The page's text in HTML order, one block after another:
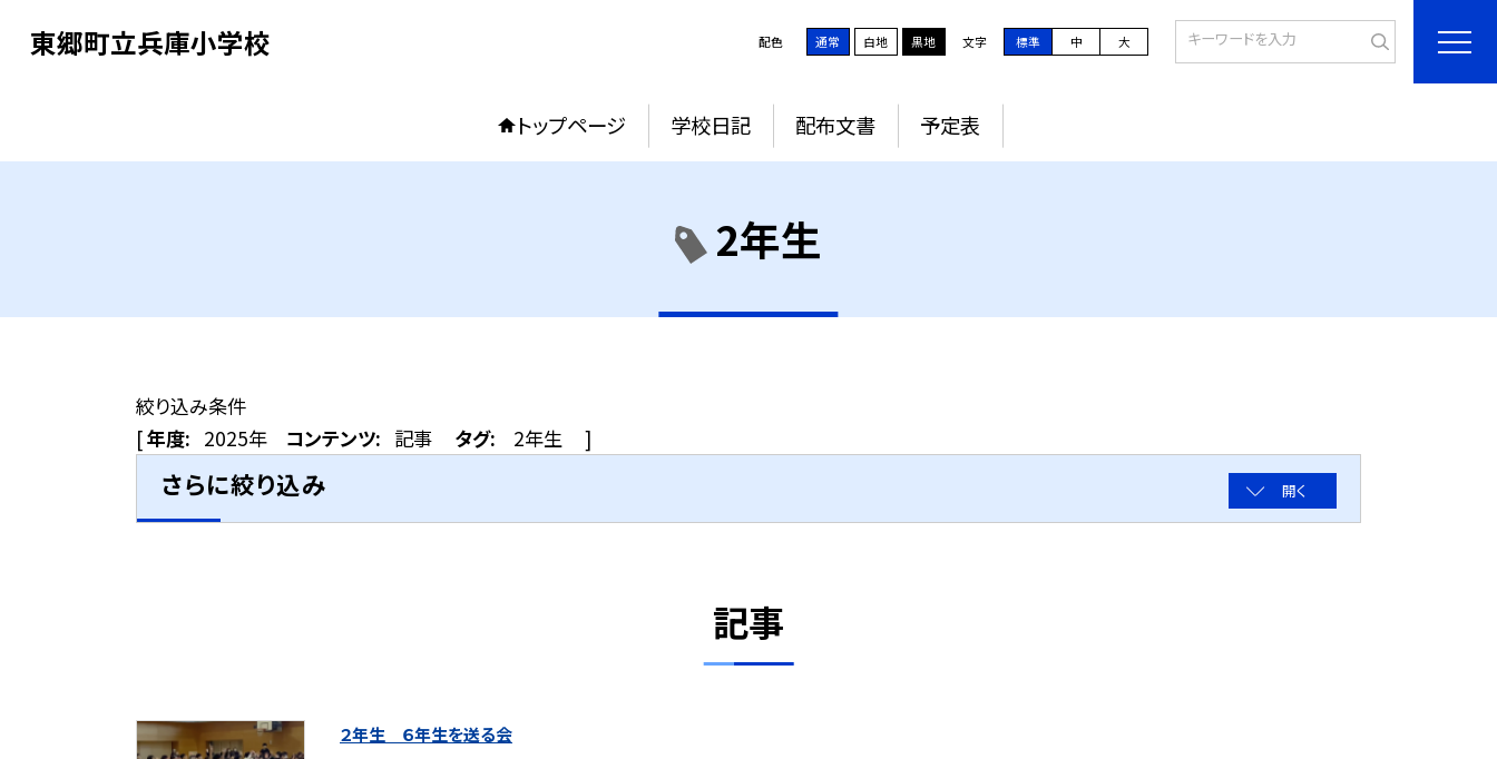
東郷町立兵庫小学校 配色 通常 白地 黒地 文字 標準 中 大
トップページ 学校日記 配布文書 予定表
2年生
絞り込み条件
[年度: 2025年 コンテンツ: 記事 タグ: 2年生 ]
さらに絞り込み 開く
記事
２年生 ６年生を送る会